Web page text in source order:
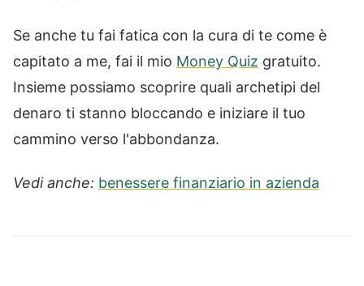
Se anche tu fai fatica con la cura di te come è
capitato a me, fai il mio Money Quiz gratuito.
Insieme possiamo scoprire quali archetipi del
denaro ti stanno bloccando e iniziare il tuo
cammino verso l'abbondanza.
Vedi anche: benessere finanziario in azienda